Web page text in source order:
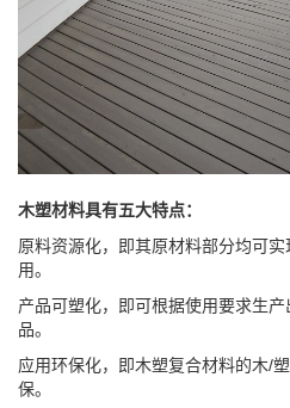
木塑材料具有五大特点：
原料资源化，即其原材料部分均可
用。
产品可塑化，即可根据使用要求生
品。
应用环保化，即木塑复合材料的木/
保。